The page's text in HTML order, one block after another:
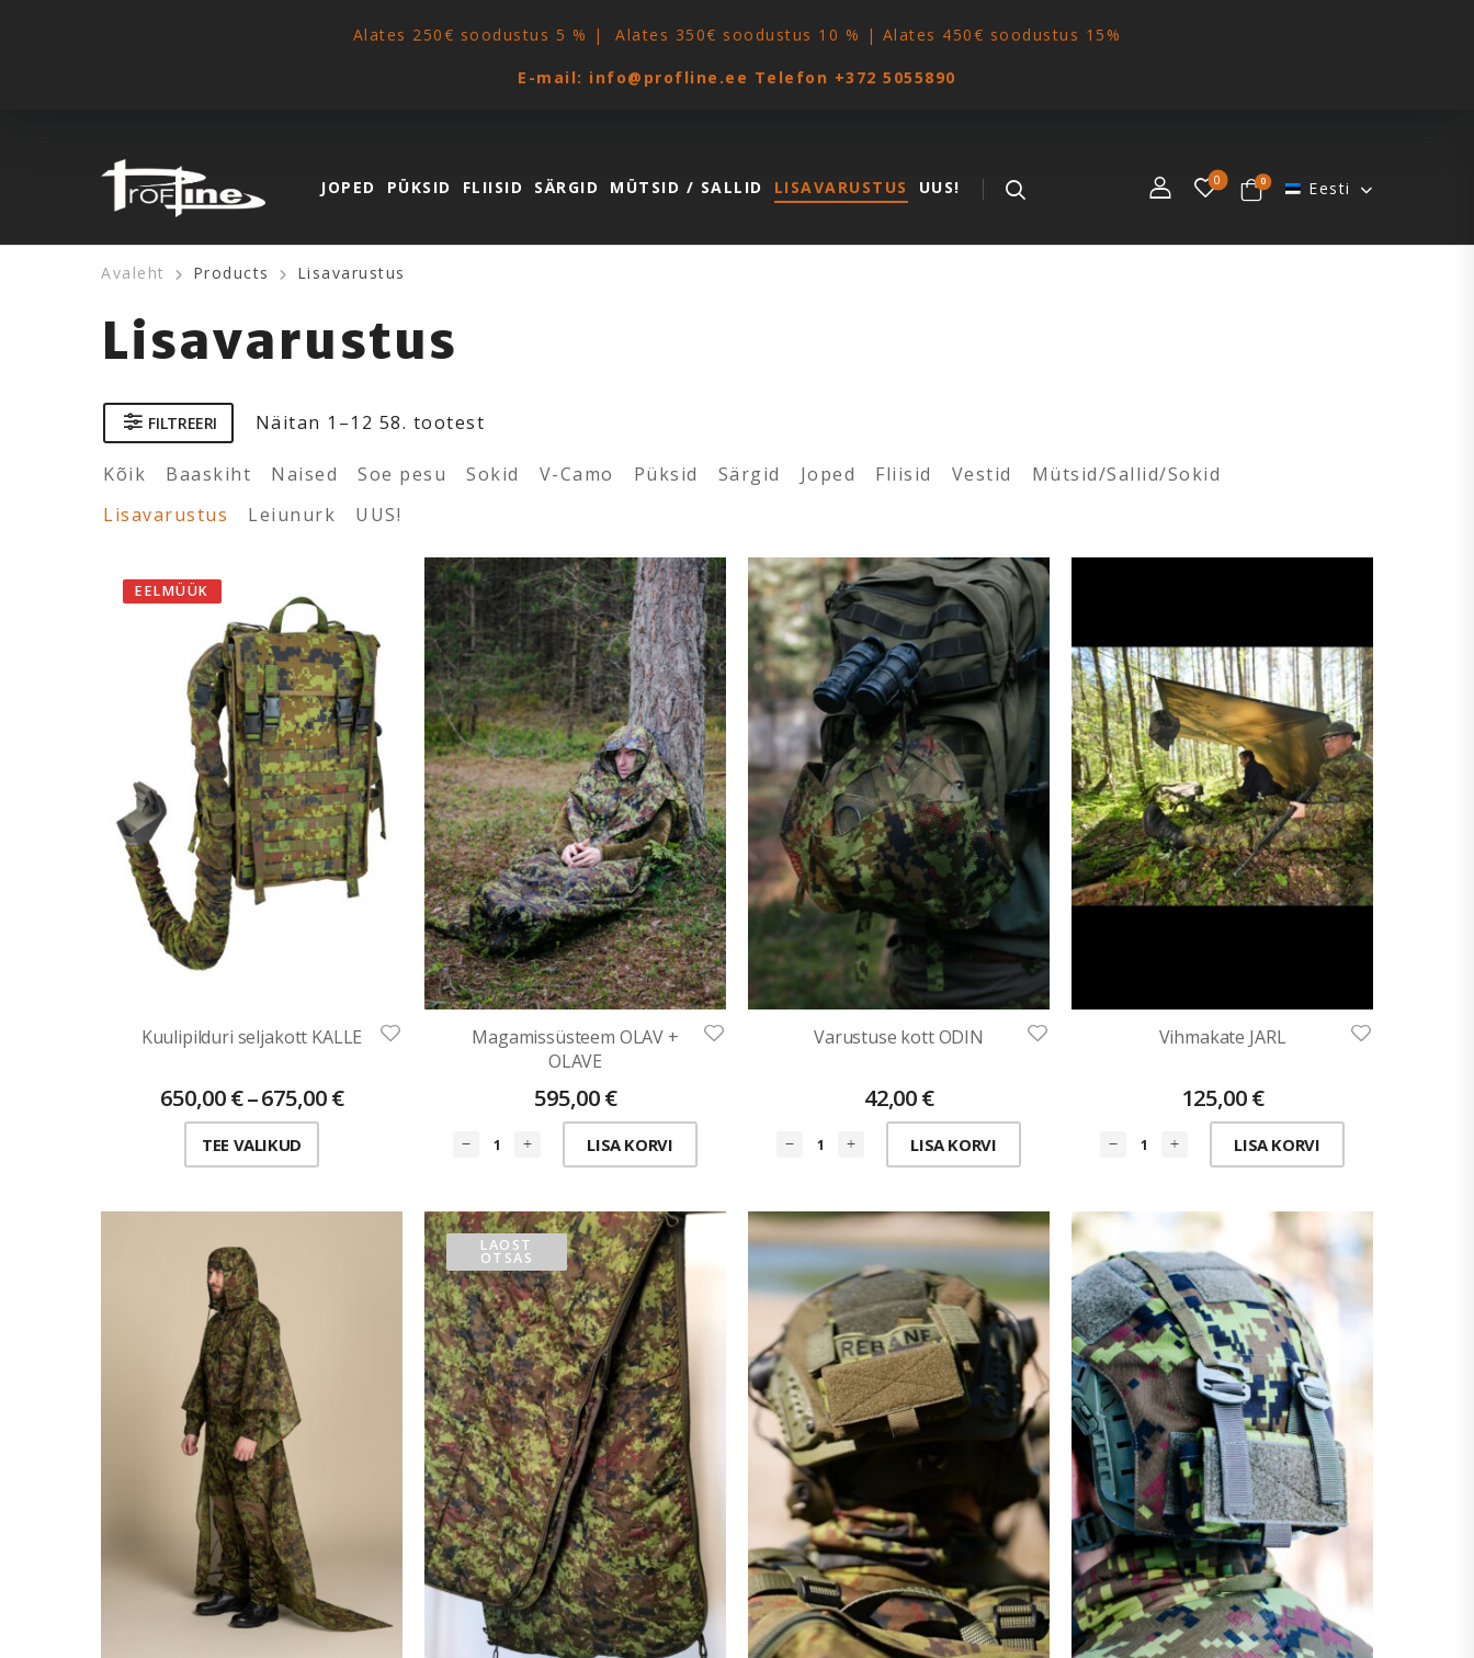
Alates 250€ soodustus 5 % | Alates 350€ soodustus 10 % | Alates 450€ soodustus 15%
E-mail: info@profline.ee Telefon +372 5055890
JOPED PÜKSID FLIISID SÄRGID MÜTSID / SALLID LISAVARUSTUS UUS! 0 0 Eesti
Avaleht Products Lisavarustus
Lisavarustus
FILTREERI Näitan 1–12 58. tootest
Kõik Baaskiht Naised Soe pesu Sokid V-Camo Püksid Särgid Joped Fliisid Vestid
Mütsid/Sallid/Sokid
Lisavarustus
Leiunurk UUS!
EELMÜÜK
Kuulipilduri seljakott KALLE
650,00€–675,00€
TEE VALIKUD
Magamissüsteem OLAV +
OLAVE
595,00€
LISA KORVI
Varustuse kott ODIN
42,00€
LISA KORVI
Vihmakate JARL
125,00€
LISA KORVI
LAOST
OTSAS